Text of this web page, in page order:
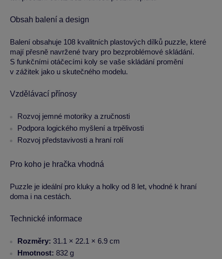
Obsah balení a design
Balení obsahuje 108 kvalitních plastových dílků puzzle, které
mají přesně navržené tvary pro bezproblémové skládání.
S funkčními otáčecími koly se vaše skládání promění
v zážitek jako u skutečného modelu.
Vzdělávací přínosy
Rozvoj jemné motoriky a zručnosti
Podpora logického myšlení a trpělivosti
Rozvoj představivosti a hraní rolí
Pro koho je hračka vhodná
Puzzle je ideální pro kluky a holky od 8 let, vhodné k hraní
doma i na cestách.
Technické informace
Rozměry: 31.1 × 22.1 × 6.9 cm
Hmotnost: 832 g